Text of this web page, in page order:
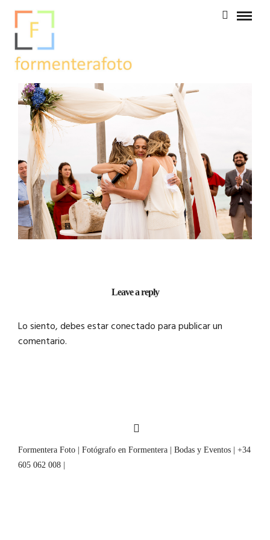
Leave a reply
Lo siento, debes estarconectadopara publicar un
comentario.
Formentera Foto | Fotógrafo en Formentera | Bodas y Eventos | +34
605 062 008 |